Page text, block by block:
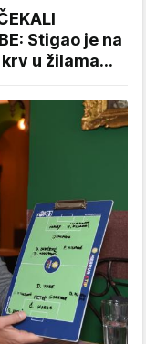
Stigao je na
u žilama...